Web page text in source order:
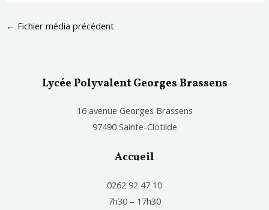
← Fichier média précédent
Lycée Polyvalent Georges Brassens
16 avenue Georges Brassens
97490 Sainte-Clotilde
Accueil
0262 92 47 10
7h30 – 17h30